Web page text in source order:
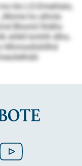
klo LS-Dmehlalo,
ho alhola
Bhomil lhldhs
shlkll kmhlh dlho,
Hlhmoollohllhd